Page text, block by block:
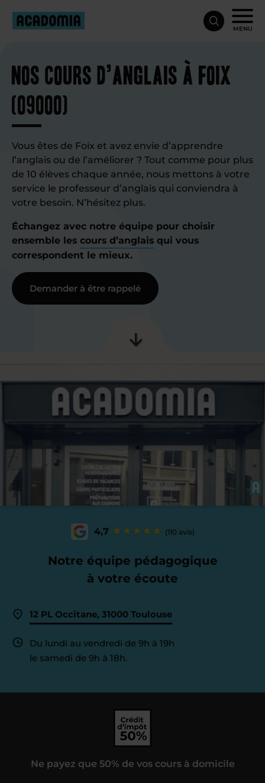
MENU
Nos cours d’anglais à Foix
(09000)
Vous êtes de Foix et avez envie d’apprendre
l’anglais ou de l’améliorer ? Tout comme pour plus
de 10 élèves chaque année, nous mettons à votre
service le professeur d’anglais qui conviendra à
votre besoin. N’hésitez plus.
Échangez avec notre équipe pour choisir
ensemble les cours d’anglais qui vous
correspondent le mieux.
Demander à être rappelé
4,7 (110 avis)
Notre équipe pédagogique
à votre écoute
12 PL Occitane, 31000 Toulouse
Du lundi au vendredi de 9h à 19h
le samedi de 9h à 18h.
Ne payez que 50% de vos cours à domicile